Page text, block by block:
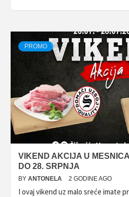
PROMO
VIKEND AKCIJA U
DO 28. SRPNJA
BY ANTONELA 2 GODINE AGO
I ovaj vikend uz malo sreće imate